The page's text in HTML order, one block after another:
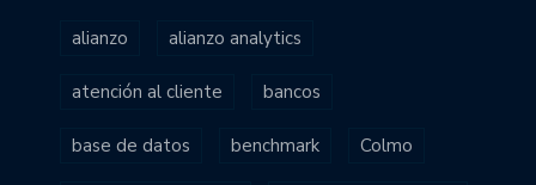
alianzo alianzo analytics
atención al cliente bancos
base de datos benchmark Colmo